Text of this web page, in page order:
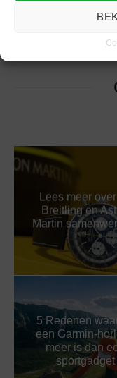
Lees meer
Breitling en
Martin
5 Redenen
een Garmin-
meer is dan
sportgadget